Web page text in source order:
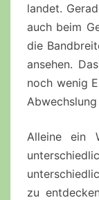
landet.
auch beim
die
ansehen.
noch wenig
Alleine ein
zu